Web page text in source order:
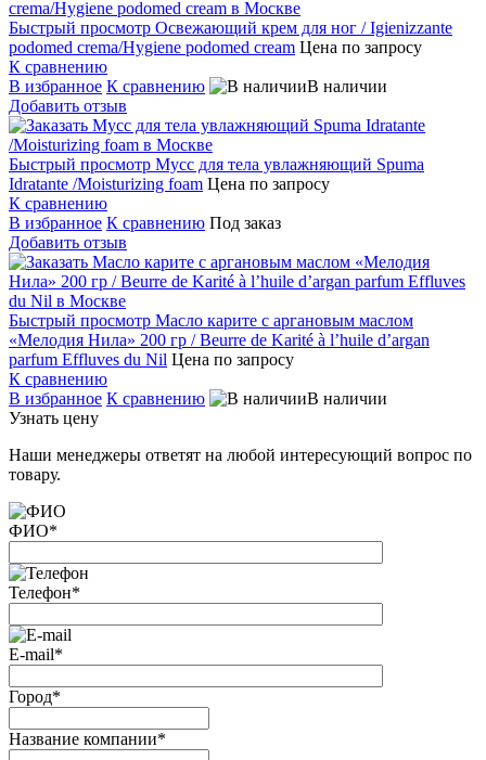
Быстрый просмотр Освежающий крем для ног / Igienizzante
podomed crema/Hygiene podomed cream Цена по запросу
К сравнению
В избранное К сравнению
В наличии
Добавить отзыв
Быстрый просмотр Мусс для тела увлажняющий Spuma
Idratante /Moisturizing foam Цена по запросу
К сравнению
В избранное К сравнению Под заказ
Добавить отзыв
Быстрый просмотр Масло карите с аргановым маслом
«Мелодия Нила» 200 гр / Beurre de Karité à l’huile d’argan
parfum Effluves du Nil Цена по запросу
К сравнению
В избранное К сравнению
В наличии
Узнать цену
Наши менеджеры ответят на любой интересующий вопрос по
товару.
ФИО*
Телефон*
E-mail*
Город*
Название компании*